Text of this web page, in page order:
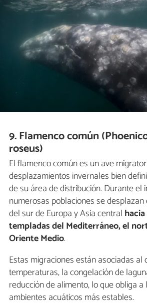
9. Flamenco común
roseus)
El flamenco común es un ave
desplazamientos invernales bien
de su área de distribución. Durante el
numerosas poblaciones se
del sur de Europa y Asia central
templadas del Mediterráneo, el
Oriente Medio.
Estas migraciones están asociadas al
temperaturas, la congelación de
reducción de alimento, lo que obliga
ambientes acuáticos más estables.